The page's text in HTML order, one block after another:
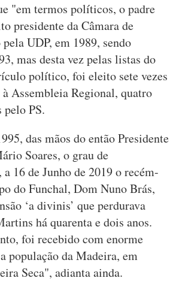
"em termos políticos, o padre
presidente da Câmara de
UDP, em 1989, sendo
mas desta vez pelas listas do
político, foi eleito sete vezes
Assembleia Regional, quatro
pelo PS.
das mãos do então Presidente
Soares, o grau de
a 16 de Junho de 2019 o recém-
do Funchal, Dom Nuno Brás,
‘a divinis’ que perdurava
há quarenta e dois anos.
foi recebido com enorme
população da Madeira, em
Seca", adianta ainda.